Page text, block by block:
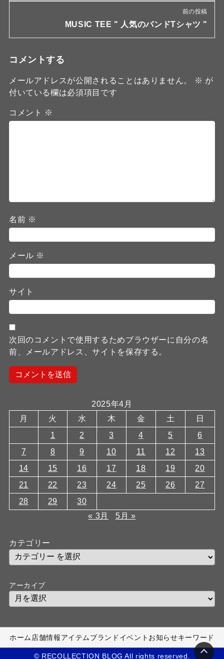
前の投稿
MUSIC TEE " 人気のバンドTシャツ "
コメントする
メールアドレスが公開されることはありません。 ※ が
付いている欄は必須項目です
コメント ※
名前 ※
メール ※
サイト
次回のコメントで使用するためブラウザーに自分の名
前、メールアドレス、サイトを保存する。
2025年4月
月
火 水 木 金 土
日
1
2 3 4 5
6
7
8 9 10 11 12
13
14
15 16 17 18 19
20
21
22 23 24 25 26
27
28
29
30
« 3月
5月 »
カテゴリー
アーカイブ
ホーム 店舗情報アイテム ブランド イベント お知らせキーワード
© RECOLLECTION BLOG All rights reserved.